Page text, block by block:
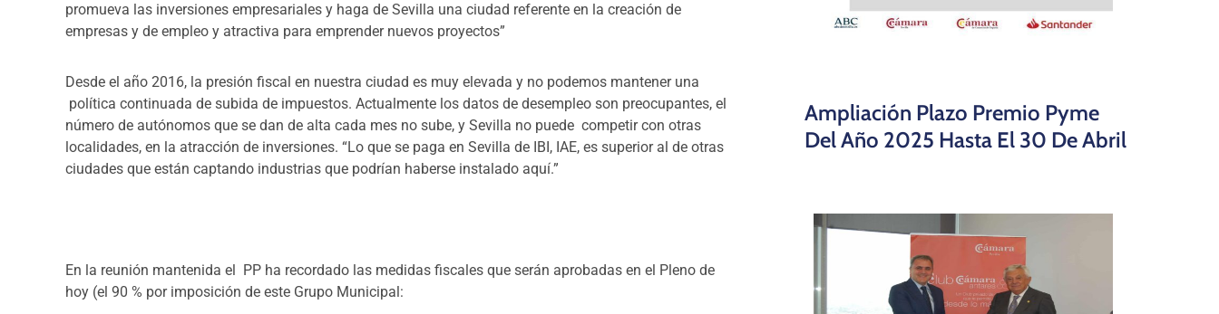
promueva las inversiones empresariales y haga de Sevilla una ciudad referente en la creación de
empresas y de empleo y atractiva para emprender nuevos proyectos”
Desde el año 2016, la presión fiscal en nuestra ciudad es muy elevada y no podemos mantener una
política continuada de subida de impuestos. Actualmente los datos de desempleo son preocupantes, el
número de autónomos que se dan de alta cada mes no sube, y Sevilla no puede competir con otras
localidades, en la atracción de inversiones. “Lo que se paga en Sevilla de IBI, IAE, es superior al de otras
ciudades que están captando industrias que podrían haberse instalado aquí.”
En la reunión mantenida el PP ha recordado las medidas fiscales que serán aprobadas en el Pleno de
hoy (el 90 % por imposición de este Grupo Municipal:
Ampliación Plazo Premio Pyme
Del Año 2025 Hasta El 30 De Abril